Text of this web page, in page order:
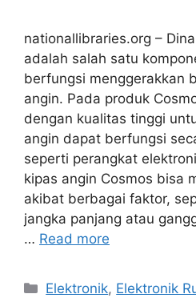
nationallibraries.org –
adalah salah satu
berfungsi menggerakkan
angin. Pada produk
dengan kualitas tinggi
angin dapat berfungsi
seperti perangkat
kipas angin Cosmos bisa
akibat berbagai faktor,
jangka panjang atau
… Read more
Categories
Elektronik, Elektronik